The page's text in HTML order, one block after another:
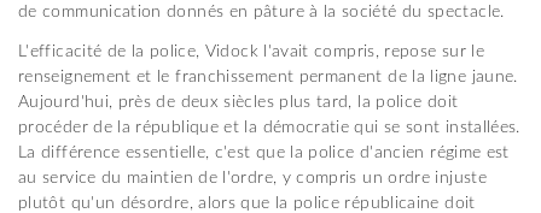
de communication donnés en pâture à la société du spectacle.
L'efficacité de la police, Vidock l'avait compris, repose sur le
renseignement et le franchissement permanent de la ligne jaune.
Aujourd'hui, près de deux siècles plus tard, la police doit
procéder de la république et la démocratie qui se sont installées.
La différence essentielle, c'est que la police d'ancien régime est
au service du maintien de l'ordre, y compris un ordre injuste
plutôt qu'un désordre, alors que la police républicaine doit